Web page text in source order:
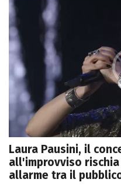
Laura Pausini, il
all'improvviso
allarme tra il